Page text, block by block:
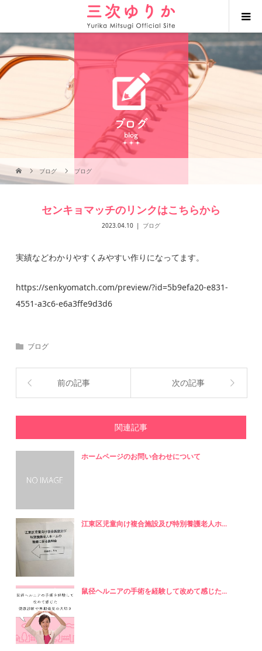
ブログ
blog
ブログ ブログ
センキョマッチのリンクはこちらから
2023.04.10 ブログ
実績などわかりやすくみやすい作りになってます。
https://senkyomatch.com/preview/?id=5b9efa20-e831-
4551-a3c6-e6a3ffe9d3d6
ブログ
前の記事 次の記事
関連記事
ホームページのお問い合わせについて
江東区児童向け複合施設及び特別養護老人ホ...
鼠径ヘルニアの手術を経験して改めて感じた...